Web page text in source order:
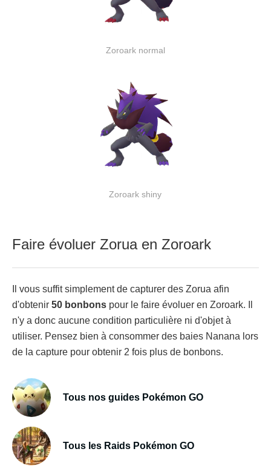
Zoroark normal
Zoroark shiny
Faire évoluer Zorua en Zoroark
Il vous suffit simplement de capturer des Zorua afin
d'obtenir 50 bonbons pour le faire évoluer en Zoroark. Il
n'y a donc aucune condition particulière ni d'objet à
utiliser. Pensez bien à consommer des baies Nanana lors
de la capture pour obtenir 2 fois plus de bonbons.
Tous nos guides Pokémon GO
Tous les Raids Pokémon GO